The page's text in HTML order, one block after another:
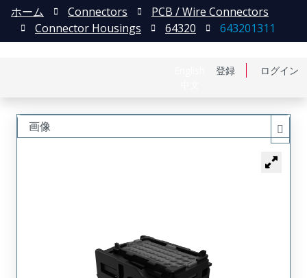
登録 ログイン
ホーム Connectors
PCB / Wire Connectors
Connector Housings
64320 643201311
画像